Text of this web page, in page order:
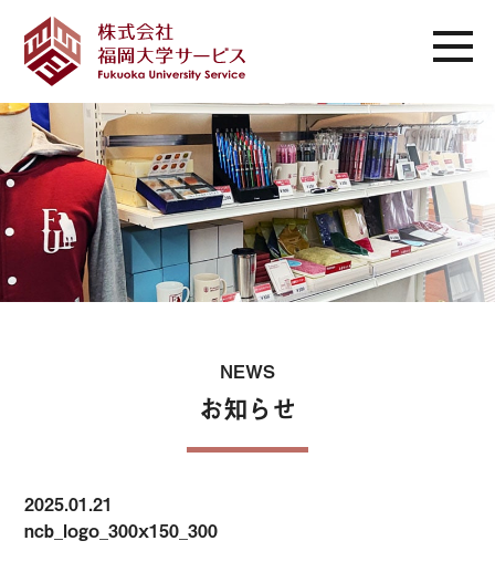
NEWS
お知らせ
2025.01.21
ncb_logo_300x150_300